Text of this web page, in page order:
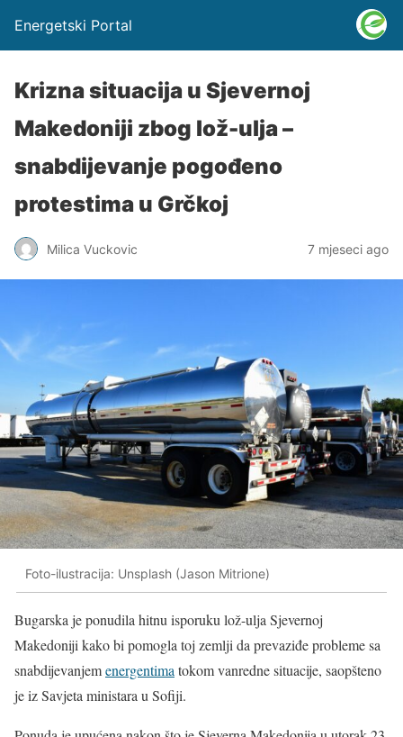
Energetski Portal
Krizna situacija u Sjevernoj
Makedoniji zbog lož-ulja –
snabdijevanje pogođeno
protestima u Grčkoj
Milica Vuckovic 7 mjeseci ago
Foto-ilustracija: Unsplash (Jason Mitrione)
Bugarska je ponudila hitnu isporuku lož-ulja Sjevernoj
Makedoniji kako bi pomogla toj zemlji da prevaziđe probleme sa
snabdijevanjemenergentimatokom vanredne situacije, saopšteno
je iz Savjeta ministara u Sofiji.